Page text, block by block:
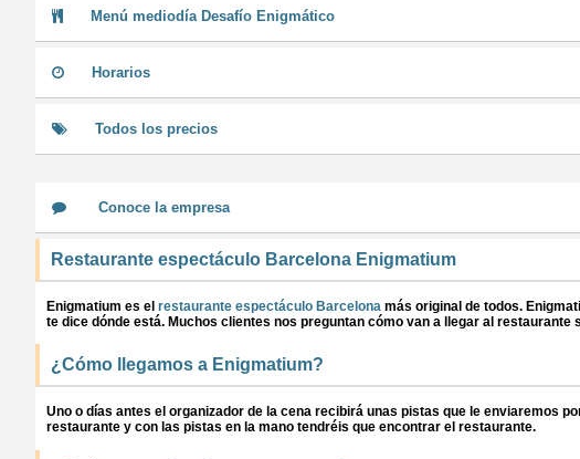
Menú mediodía Desafío Enigmático
Horarios
Todos los precios
Conoce la empresa
Restaurante espectáculo Barcelona Enigmatium
Enigmatium es el restaurante espectáculo Barcelona más original de todos.
te dice dónde está. Muchos clientes nos preguntan cómo van a llegar al restaurante
¿Cómo llegamos a Enigmatium?
Uno o días antes el organizador de la cena recibirá unas pistas que le enviaremos
restaurante y con las pistas en la mano tendréis que encontrar el restaurante.